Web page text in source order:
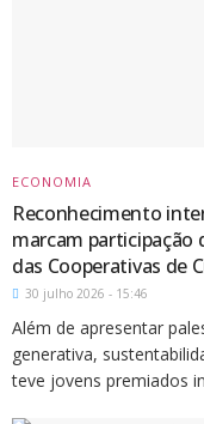
ECONOMIA
Reconhecimento
marcam participação
das Cooperativas de
30 julho 2026 - 15:46
Além de apresentar
generativa,
teve jovens premiados